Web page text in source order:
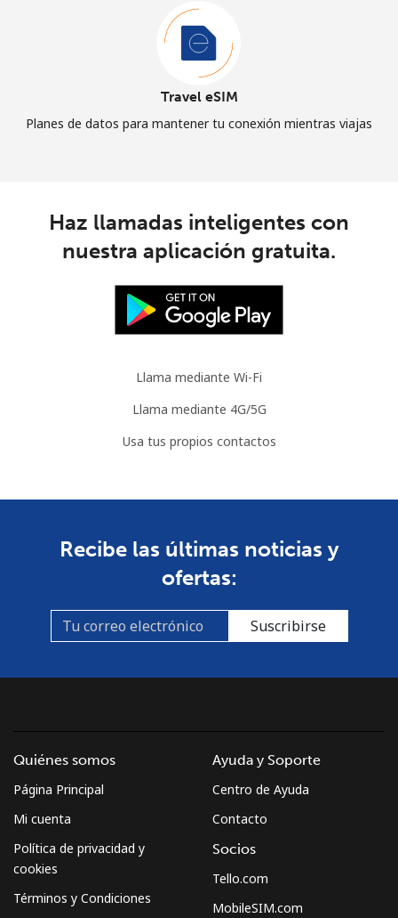
Travel eSIM
Planes de datos para mantener tu conexión mientras viajas
Haz llamadas inteligentes con
nuestra aplicación gratuita.
Llama mediante Wi-Fi
Llama mediante 4G/5G
Usa tus propios contactos
Recibe las últimas noticias y
ofertas:
Suscribirse
Quiénes somos
Página Principal
Mi cuenta
Política de privacidad y
cookies
Términos y Condiciones
Ayuda y Soporte
Centro de Ayuda
Contacto
Socios
Tello.com
MobileSIM.com